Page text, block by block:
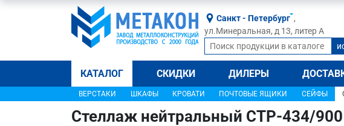
Санкт - Петербург ,
ул.Минеральная, д 13, литер А
КАТАЛОГ СКИДКИ ДИЛЕРЫ
ВЕРСТАКИ ШКАФЫ КРОВАТИ ПОЧТОВЫЕ ЯЩИКИ СЕЙФЫ
Стеллаж нейтральный СТР-434/900